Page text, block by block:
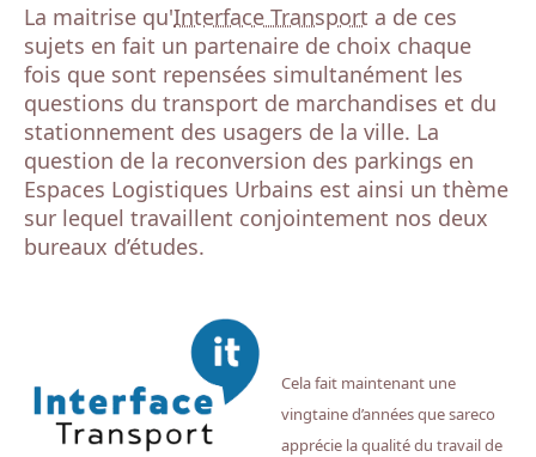
La maitrise qu'Interface Transport a de ces
sujets en fait un partenaire de choix chaque
fois que sont repensées simultanément les
questions du transport de marchandises et du
stationnement des usagers de la ville. La
question de la reconversion des parkings en
Espaces Logistiques Urbains est ainsi un thème
sur lequel travaillent conjointement nos deux
bureaux d’études.
Cela fait maintenant une
vingtaine d’années que sareco
apprécie la qualité du travail de